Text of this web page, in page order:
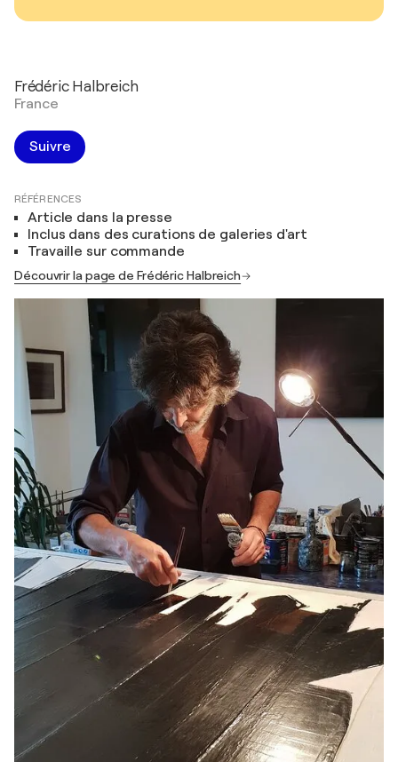
Frédéric Halbreich
France
Suivre
RÉFÉRENCES
Article dans la presse
Inclus dans des curations de galeries d'art
Travaille sur commande
Découvrir la page de Frédéric Halbreich